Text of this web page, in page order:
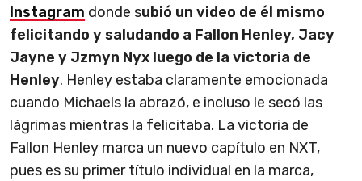
Instagram donde subió un video de él mismo
felicitando y saludando a Fallon Henley, Jacy
Jayne y Jzmyn Nyx luego de la victoria de
Henley. Henley estaba claramente emocionada
cuando Michaels la abrazó, e incluso le secó las
lágrimas mientras la felicitaba. La victoria de
Fallon Henley marca un nuevo capítulo en NXT,
pues es su primer título individual en la marca,